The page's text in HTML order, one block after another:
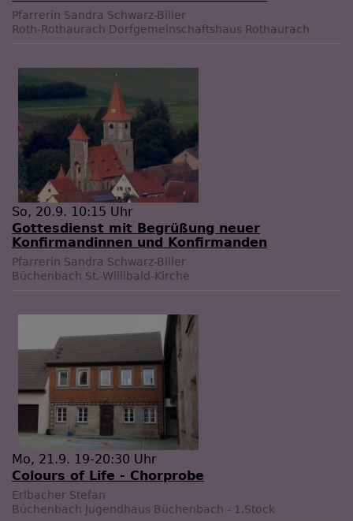
Pfarrerin Sandra Schwarz-Biller
Roth-Rothaurach Dorfgemeinschaftshaus Rothaurach
So, 20.9. 10:15 Uhr
Gottesdienst mit Begrüßung neuer
Konfirmandinnen und Konfirmanden
Pfarrerin Sandra Schwarz-Biller
Büchenbach St.-Willibald-Kirche
Mo, 21.9. 19-20:30 Uhr
Colours of Life - Chorprobe
Erlbacher Stefan
Büchenbach Jugendhaus Büchenbach - 1.Stock